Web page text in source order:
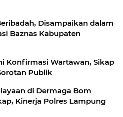
Disampaikan dalam
Baznas Kabupaten
Konfirmasi Wartawan, Sikap
Publik
di Dermaga Bom
Kinerja Polres Lampung